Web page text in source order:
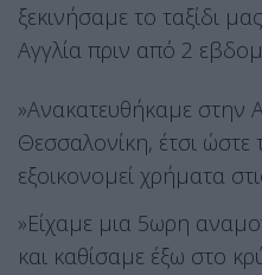
ξεκινήσαμε το ταξίδι
Αγγλία πριν από 2
»Ανακατευθήκαμε στην
Θεσσαλονίκη, έτσι
εξοικονομεί χρήματα
»Είχαμε μια 5ωρη
και καθίσαμε έξω στο